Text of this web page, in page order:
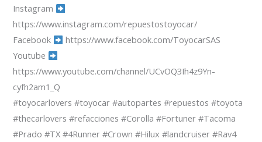
Instagram
https://www.instagram.com/repuestostoyocar/
Facebook
https://www.facebook.com/ToyocarSAS
Youtube
https://www.youtube.com/channel/UCvOQ3Ih4z9Yn-
cyfh2am1_Q
#toyocarlovers #toyocar #autopartes #repuestos #toyota
#thecarlovers #refacciones #Corolla #Fortuner #Tacoma
#Prado #TX #4Runner #Crown #Hilux #landcruiser #Rav4